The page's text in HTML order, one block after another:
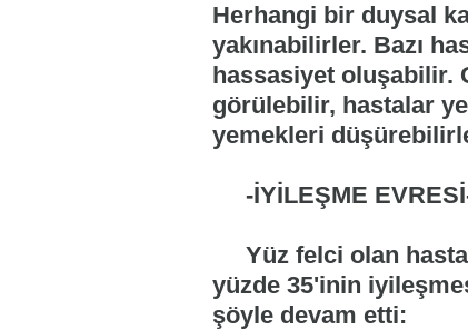
Herhangi bir duysal
yakınabilirler. Bazı
hassasiyet oluşabilir.
görülebilir, hastalar
yemekleri
-İYİLEŞME
Yüz felci olan
yüzde 35'inin
şöyle devam etti: